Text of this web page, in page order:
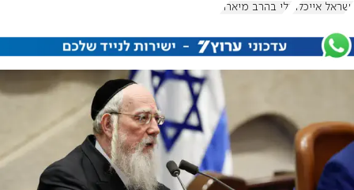
ישראל אייכלר גלי בהרב מיארה